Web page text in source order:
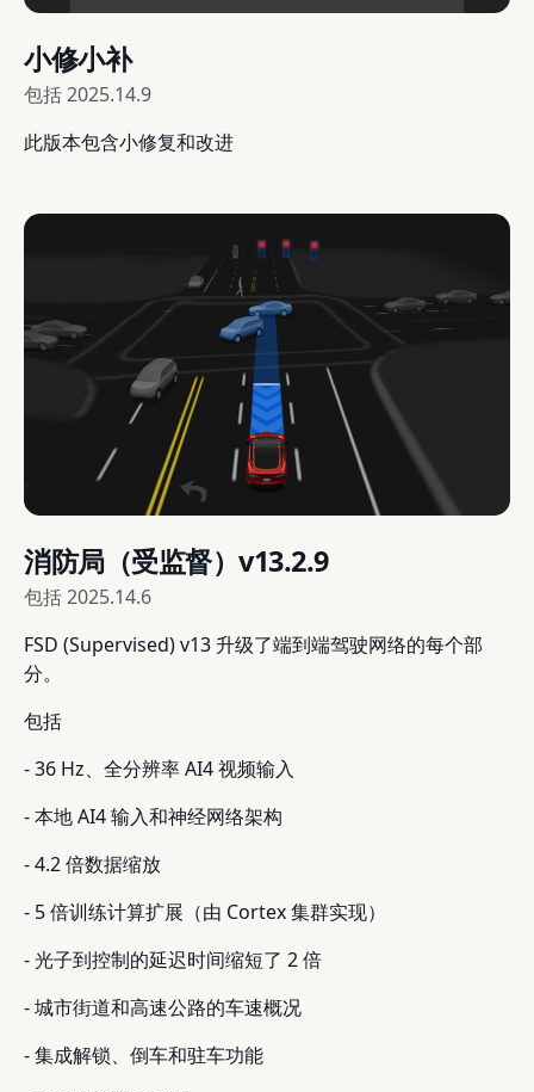
小修小补
包括2025.14.9
此版本包含小修复和改进
消防局（受监督）v13.2.9
包括2025.14.6
FSD (Supervised) v13 升级了端到端驾驶网络的每个部
分。
包括
- 36 Hz、全分辨率 AI4 视频输入
- 本地 AI4 输入和神经网络架构
- 4.2 倍数据缩放
- 5 倍训练计算扩展（由 Cortex 集群实现）
- 光子到控制的延迟时间缩短了 2 倍
- 城市街道和高速公路的车速概况
- 集成解锁、倒车和驻车功能